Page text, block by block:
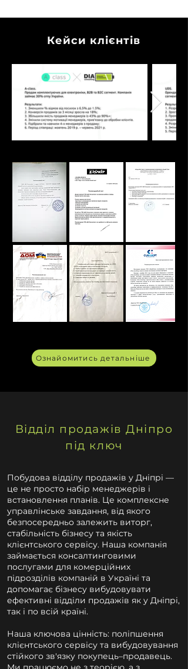
Кейси клієнтів
Ознайомитись детальніше
Відділ продажів Дніпро
під ключ
Побудова відділу продажів у Дніпрі —
це не просто набір менеджерів і
встановлення планів. Це комплексне
управлінське завдання, від якого
безпосередньо залежить виторг,
стабільність бізнесу та якість
клієнтського сервісу. Наша компанія
займається консалтинговими
послугами для комерційних
підрозділів компаній в Україні та
допомагає бізнесу вибудовувати
ефективні відділи продажів як у Дніпрі,
так і по всій країні.
Наша ключова цінність: поліпшення
клієнтського сервісу та вибудовування
стійкого зв'язку покупець–продавець.